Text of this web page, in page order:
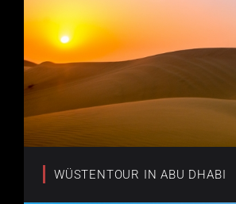
WÜSTENTOUR IN ABU DHABI